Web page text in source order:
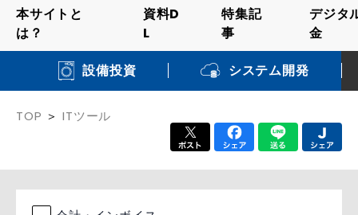
本サイトと
は？
資料D
L
特集記
事
デジタ
金
設備投資 システム開発
TOP ITツール